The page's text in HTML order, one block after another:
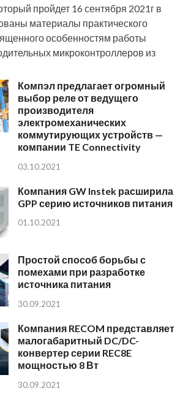
пройдет 16 сентября 2021г в
материалы практического
особенностям работы
микроконтроллеров из
Компэл предлагает огромный
выбор реле от ведущего
производителя
электромеханических
коммутирующих устройств —
компании TE Connectivity
03.10.2021
Компания GW Instek расширила
GPP серию источников питания
01.10.2021
Простой способ борьбы с
помехами при разработке
источника питания
30.09.2021
Компания RECOM представляет
малогабаритный DC/DC-
конвертер серии REC8E
мощностью 8 Вт
30.09.2021